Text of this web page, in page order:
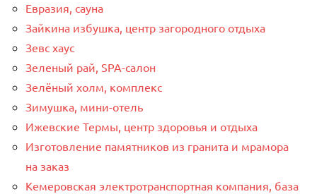
Евразия, сауна
Зайкина избушка, центр загородного отдыха
Зевс хаус
Зеленый рай, SPA-салон
Зелёный холм, комплекс
Зимушка, мини-отель
Ижевские Термы, центр здоровья и отдыха
Изготовление памятников из гранита и мрамора
на заказ
Кемеровская электротранспортная компания, база